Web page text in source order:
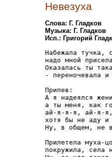
Невезуха
Слова: Г. Гладков
Музыка: Г. Гладков
Исп.: Григорий
Набежала тучка,
надо мной
Оказалась ты
- переночевала и
Припев:
А я надеялся
а ты меня, как
ай-я-я-я, ай-я-
хотя бы не аду
Ну, в общем, не
Прилетела муха-
покружила, села